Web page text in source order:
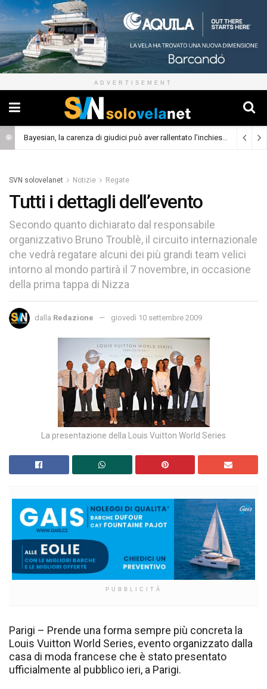
ADVERTISEMENT
Bayesian, la carenza di giudici può aver rallentato l’inchiesta (Cronaca)
SVN solovelanet Notizie Regate
Tutti i dettagli dell’evento
Secondo quanto dichiarato dal responsabile
organizzativo Bruno Troublè, il circuito internazionale
che vedrà regatare alcuni dei più grandi team velici
intorno al mondo partirà il 7 novembre, in occasione
della prima tappa di Nizza
dalla Redazione giovedì 10 settembre 2009
La presentazione della Louis Vuitton World Series
PUBBLICITÀ
Parigi – Prende una forma sempre più concreta la
Louis Vuitton World Series, evento organizzato dalla
casa di moda francese che è stato presentato
ufficialmente al pubblico ieri, a Parigi.